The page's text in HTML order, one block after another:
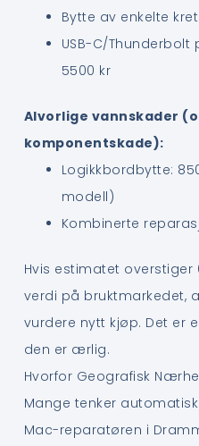
Bytte av enkelte
USB-C/
5500 kr
Alvorlige vannskader
komponentskade):
Logikkbordbytte:
modell)
Kombinerte
Hvis estimatet overstiger
verdi på bruktmarkedet,
vurdere nytt kjøp. Det er
den er ærlig.
Hvorfor Geografisk
Mange tenker
Mac-reparatøren i